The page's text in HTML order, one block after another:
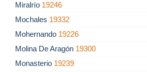
Miralrío 19246
Mochales 19332
Mohernando 19226
Molina De Aragón 19300
Monasterio 19239